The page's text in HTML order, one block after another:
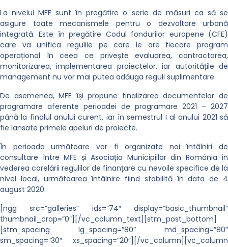
La nivelul MFE sunt în pregătire o serie de măsuri ca să se
asigure toate mecanismele pentru o dezvoltare urbană
integrată. Este în pregătire Codul fondurilor europene (CFE)
care va unifica regulile pe care le are fiecare program
operațional în ceea ce privește evaluarea, contractarea,
monitorizarea, implementarea proiectelor, iar autoritățile de
management nu vor mai putea adăuga reguli suplimentare.
De asemenea, MFE își propune finalizarea documentelor de
programare aferente perioadei de programare 2021 – 2027
până la finalul anului curent, iar în semestrul I al anului 2021 să
fie lansate primele apeluri de proiecte.
În perioada următoare vor fi organizate noi întâlniri de
consultare între MFE și Asociația Municipiilor din România în
vederea corelării regulilor de finanțare cu nevoile specifice de la
nivel local, următoarea întâlnire fiind stabilită în data de 4
august 2020.
[ngg src=”galleries” ids=”74″ display=”basic_thumbnail”
thumbnail_crop=”0″][/vc_column_text][stm_post_bottom]
[stm_spacing lg_spacing=”80″ md_spacing=”80″
sm_spacing=”30″ xs_spacing=”20″][/vc_column][vc_column